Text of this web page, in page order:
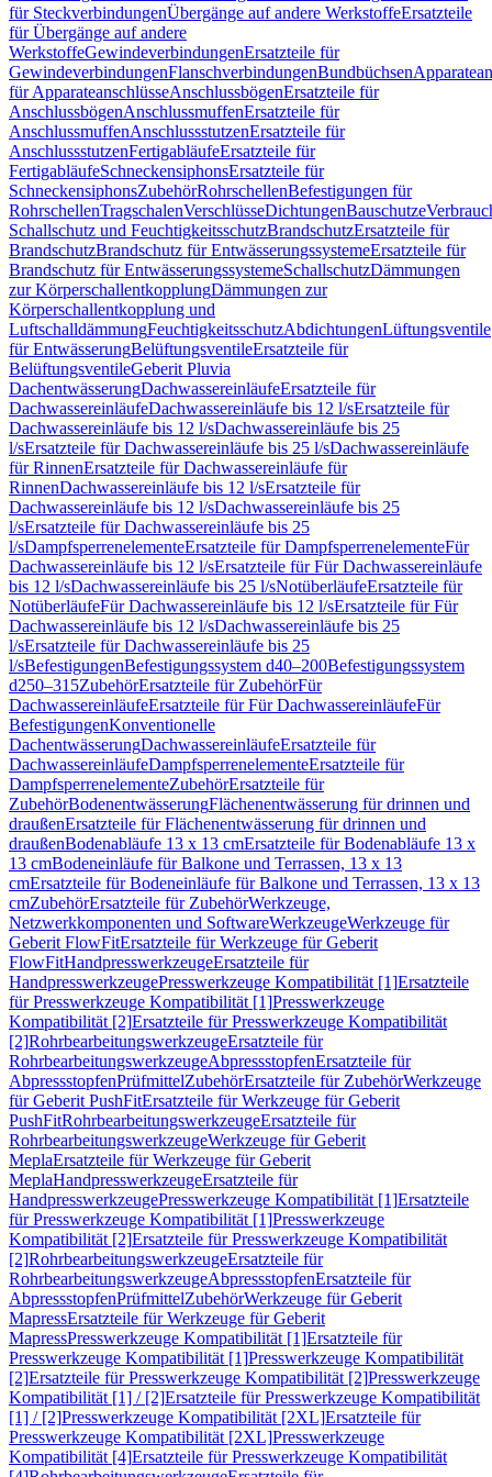
für SteckverbindungenÜbergänge auf andere WerkstoffeErsatzteile
für Übergänge auf andere
WerkstoffeGewindeverbindungenErsatzteile für
GewindeverbindungenFlanschverbindungenBundbüchsen
für ApparateanschlüsseAnschlussbögenErsatzteile für
AnschlussbögenAnschlussmuffenErsatzteile für
AnschlussmuffenAnschlussstutzenErsatzteile für
AnschlussstutzenFertigabläufeErsatzteile für
FertigabläufeSchneckensiphonsErsatzteile für
SchneckensiphonsZubehörRohrschellenBefestigungen für
RohrschellenTragschalenVerschlüsseDichtungenBauschutze
Schallschutz und FeuchtigkeitsschutzBrandschutzErsatzteile für
BrandschutzBrandschutz für EntwässerungssystemeErsatzteile für
Brandschutz für EntwässerungssystemeSchallschutzDämmungen
zur KörperschallentkopplungDämmungen zur
Körperschallentkopplung und
LuftschalldämmungFeuchtigkeitsschutzAbdichtungenLüftungsventile
für EntwässerungBelüftungsventileErsatzteile für
BelüftungsventileGeberit Pluvia
DachentwässerungDachwassereinläufeErsatzteile für
DachwassereinläufeDachwassereinläufe bis 12 l/sErsatzteile für
Dachwassereinläufe bis 12 l/sDachwassereinläufe bis 25
l/sErsatzteile für Dachwassereinläufe bis 25 l/sDachwassereinläufe
für RinnenErsatzteile für Dachwassereinläufe für
RinnenDachwassereinläufe bis 12 l/sErsatzteile für
Dachwassereinläufe bis 12 l/sDachwassereinläufe bis 25
l/sErsatzteile für Dachwassereinläufe bis 25
l/sDampfsperrenelementeErsatzteile für DampfsperrenelementeFür
Dachwassereinläufe bis 12 l/sErsatzteile für Für Dachwassereinläufe
bis 12 l/sDachwassereinläufe bis 25 l/sNotüberläufeErsatzteile für
NotüberläufeFür Dachwassereinläufe bis 12 l/sErsatzteile für Für
Dachwassereinläufe bis 12 l/sDachwassereinläufe bis 25
l/sErsatzteile für Dachwassereinläufe bis 25
l/sBefestigungenBefestigungssystem d40–200Befestigungssystem
d250–315ZubehörErsatzteile für ZubehörFür
DachwassereinläufeErsatzteile für Für DachwassereinläufeFür
BefestigungenKonventionelle
DachentwässerungDachwassereinläufeErsatzteile für
DachwassereinläufeDampfsperrenelementeErsatzteile für
DampfsperrenelementeZubehörErsatzteile für
ZubehörBodenentwässerungFlächenentwässerung für drinnen und
draußenErsatzteile für Flächenentwässerung für drinnen und
draußenBodenabläufe 13 x 13 cmErsatzteile für Bodenabläufe 13 x
13 cmBodeneinläufe für Balkone und Terrassen, 13 x 13
cmErsatzteile für Bodeneinläufe für Balkone und Terrassen, 13 x 13
cmZubehörErsatzteile für ZubehörWerkzeuge,
Netzwerkkomponenten und SoftwareWerkzeugeWerkzeuge für
Geberit FlowFitErsatzteile für Werkzeuge für Geberit
FlowFitHandpresswerkzeugeErsatzteile für
HandpresswerkzeugePresswerkzeuge Kompatibilität [1]Ersatzteile
für Presswerkzeuge Kompatibilität [1]Presswerkzeuge
Kompatibilität [2]Ersatzteile für Presswerkzeuge Kompatibilität
[2]RohrbearbeitungswerkzeugeErsatzteile für
RohrbearbeitungswerkzeugeAbpressstopfenErsatzteile für
AbpressstopfenPrüfmittelZubehörErsatzteile für ZubehörWerkzeuge
für Geberit PushFitErsatzteile für Werkzeuge für Geberit
PushFitRohrbearbeitungswerkzeugeErsatzteile für
RohrbearbeitungswerkzeugeWerkzeuge für Geberit
MeplaErsatzteile für Werkzeuge für Geberit
MeplaHandpresswerkzeugeErsatzteile für
HandpresswerkzeugePresswerkzeuge Kompatibilität [1]Ersatzteile
für Presswerkzeuge Kompatibilität [1]Presswerkzeuge
Kompatibilität [2]Ersatzteile für Presswerkzeuge Kompatibilität
[2]RohrbearbeitungswerkzeugeErsatzteile für
RohrbearbeitungswerkzeugeAbpressstopfenErsatzteile für
AbpressstopfenPrüfmittelZubehörWerkzeuge für Geberit
MapressErsatzteile für Werkzeuge für Geberit
MapressPresswerkzeuge Kompatibilität [1]Ersatzteile für
Presswerkzeuge Kompatibilität [1]Presswerkzeuge Kompatibilität
[2]Ersatzteile für Presswerkzeuge Kompatibilität [2]Presswerkzeuge
Kompatibilität [1] / [2]Ersatzteile für Presswerkzeuge Kompatibilität
[1] / [2]Presswerkzeuge Kompatibilität [2XL]Ersatzteile für
Presswerkzeuge Kompatibilität [2XL]Presswerkzeuge
Kompatibilität [4]Ersatzteile für Presswerkzeuge Kompatibilität